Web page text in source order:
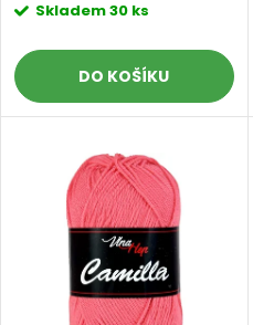
d
u
o
d
u
Skladem30 ks
DO KOŠÍKU